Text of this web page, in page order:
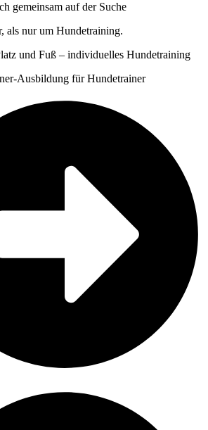
gemeinsam auf der Suche
als nur um Hundetraining.
und Fuß – individuelles Hundetraining
Ausbildung für Hundetrainer